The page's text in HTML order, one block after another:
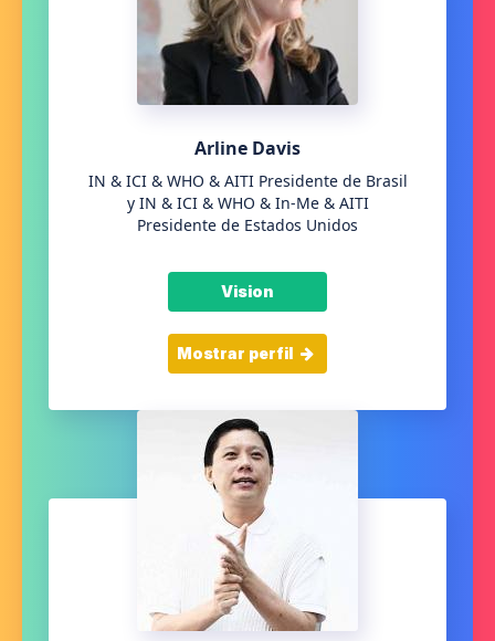
Arline Davis
IN & ICI & WHO & AITI Presidente de Brasil
y IN & ICI & WHO & In-Me & AITI
Presidente de Estados Unidos
Vision
Mostrar perfil